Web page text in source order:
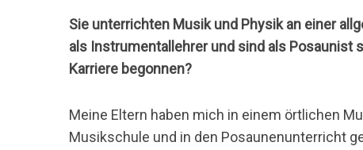
Sie unterrichten Musik und Physik an einer
als Instrumentallehrer und sind als Posaunist
Karriere begonnen?
Meine Eltern haben mich in einem örtlichen
Musikschule und in den Posaunenunterricht